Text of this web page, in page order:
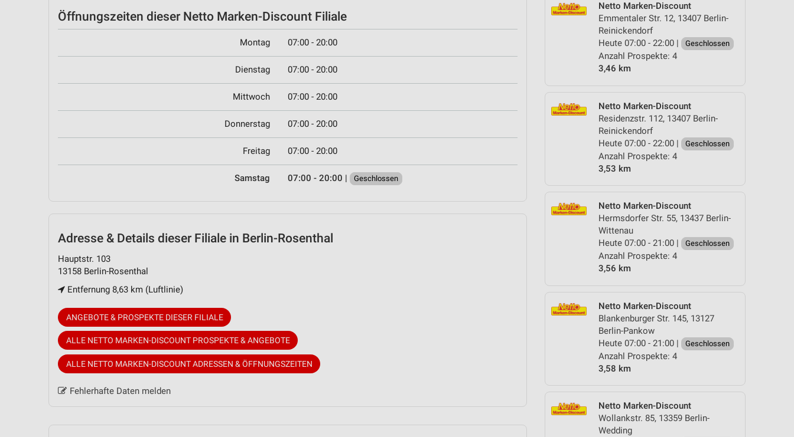
Netto Marken-Discount
Emmentaler Str. 12, 13407 Berlin-
Reinickendorf
Heute 07:00 - 22:00 |
Geschlossen
Anzahl Prospekte: 4
3,46 km
Netto Marken-Discount
Residenzstr. 112, 13407 Berlin-
Reinickendorf
Heute 07:00 - 22:00 |
Geschlossen
Anzahl Prospekte: 4
3,53 km
Netto Marken-Discount
Hermsdorfer Str. 55, 13437 Berlin-
Wittenau
Heute 07:00 - 21:00 |
Geschlossen
Anzahl Prospekte: 4
3,56 km
Netto Marken-Discount
Blankenburger Str. 145, 13127
Berlin-Pankow
Heute 07:00 - 21:00 |
Geschlossen
Anzahl Prospekte: 4
3,58 km
Netto Marken-Discount
Wollankstr. 85, 13359 Berlin-
Wedding
Öffnungszeiten dieser Netto Marken-Discount Filiale
Montag 07:00 - 20:00
Dienstag 07:00 - 20:00
Mittwoch 07:00 - 20:00
Donnerstag 07:00 - 20:00
Freitag 07:00 - 20:00
Samstag 07:00 - 20:00 | Geschlossen
Adresse & Details dieser Filiale in Berlin-Rosenthal
Hauptstr. 103
13158 Berlin-Rosenthal
Entfernung 8,63 km (Luftlinie)
ANGEBOTE & PROSPEKTE DIESER FILIALE
ALLE NETTO MARKEN-DISCOUNT PROSPEKTE & ANGEBOTE
ALLE NETTO MARKEN-DISCOUNT ADRESSEN & ÖFFNUNGSZEITEN
Fehlerhafte Daten melden